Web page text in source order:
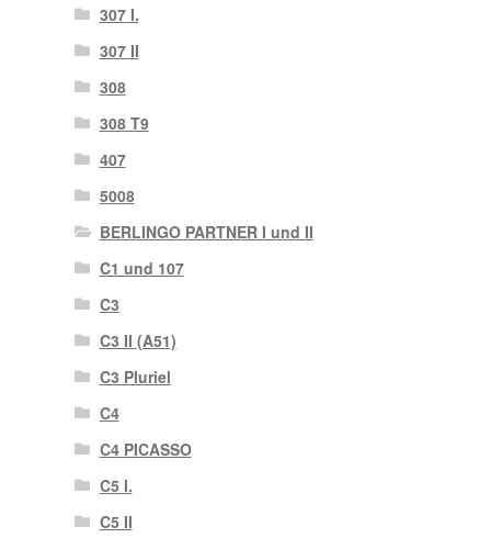
307 I.
307 II
308
308 T9
407
5008
BERLINGO PARTNER I und II
C1 und 107
C3
C3 II (A51)
C3 Pluriel
C4
C4 PICASSO
C5 I.
C5 II